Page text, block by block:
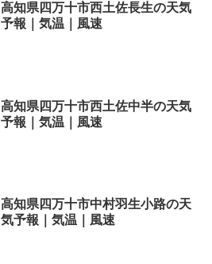
高知県四万十市西土佐長生の天気
予報｜気温｜風速
高知県四万十市西土佐中半の天気
予報｜気温｜風速
高知県四万十市中村羽生小路の天
気予報｜気温｜風速